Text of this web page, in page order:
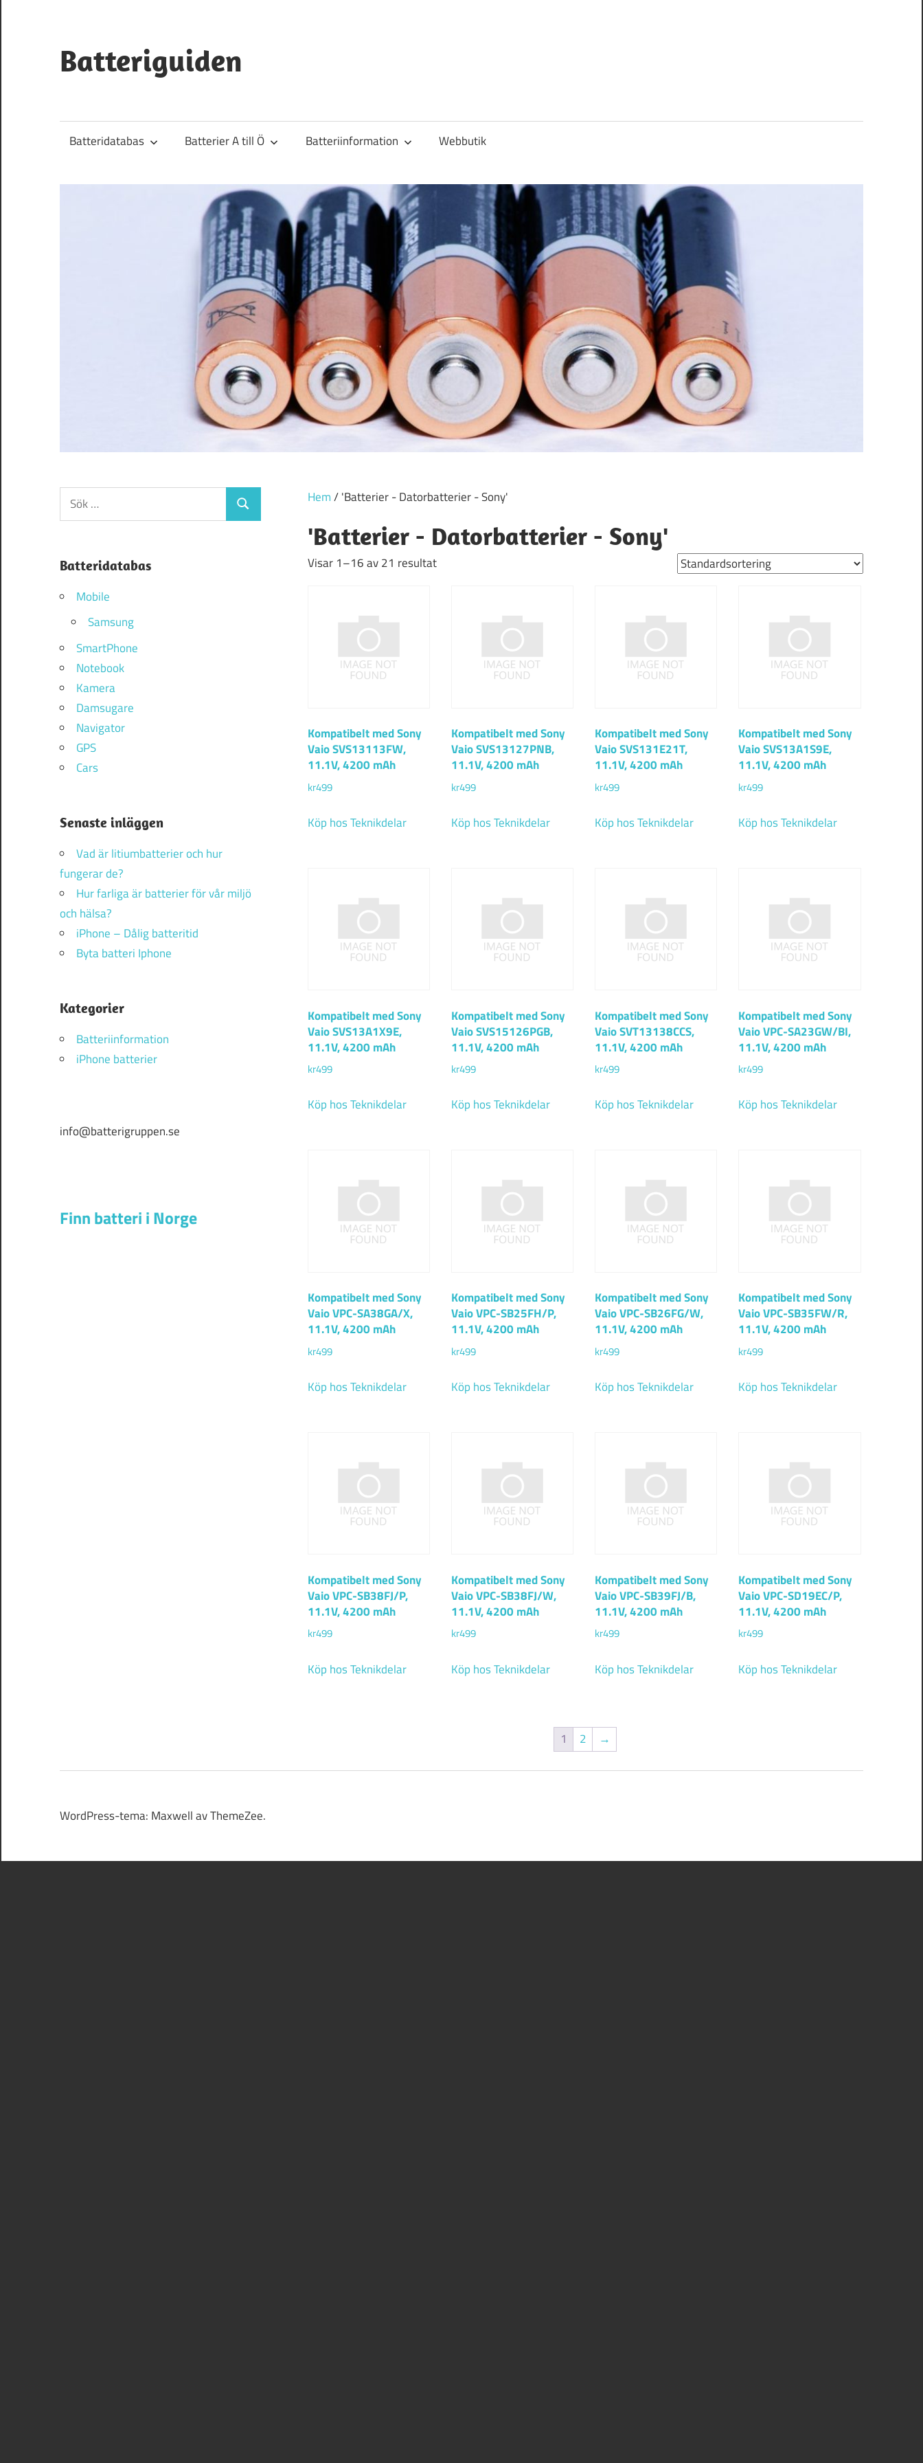
innehåll
Batteriguiden
Batteridatabas Batterier A till Ö Batteriinformation Webbutik
Hem/ 'Batterier - Datorbatterier - Sony'
'Batterier - Datorbatterier - Sony'
Visar 1–16 av 21 resultat
Kompatibelt med Sony
Vaio SVS13113FW,
11.1V, 4200 mAh
kr499
Köp hos Teknikdelar
Kompatibelt med Sony
Vaio SVS13127PNB,
11.1V, 4200 mAh
kr499
Köp hos Teknikdelar
Kompatibelt med Sony
Vaio SVS131E21T,
11.1V, 4200 mAh
kr499
Köp hos Teknikdelar
Kompatibelt med Sony
Vaio SVS13A1S9E,
11.1V, 4200 mAh
kr499
Köp hos Teknikdelar
Kompatibelt med Sony
Vaio SVS13A1X9E,
11.1V, 4200 mAh
kr499
Köp hos Teknikdelar
Kompatibelt med Sony
Vaio SVS15126PGB,
11.1V, 4200 mAh
kr499
Köp hos Teknikdelar
Kompatibelt med Sony
Vaio SVT13138CCS,
11.1V, 4200 mAh
kr499
Köp hos Teknikdelar
Kompatibelt med Sony
Vaio VPC-SA23GW/BI,
11.1V, 4200 mAh
kr499
Köp hos Teknikdelar
Kompatibelt med Sony
Vaio VPC-SA38GA/X,
11.1V, 4200 mAh
kr499
Köp hos Teknikdelar
Kompatibelt med Sony
Vaio VPC-SB25FH/P,
11.1V, 4200 mAh
kr499
Köp hos Teknikdelar
Kompatibelt med Sony
Vaio VPC-SB26FG/W,
11.1V, 4200 mAh
kr499
Köp hos Teknikdelar
Kompatibelt med Sony
Vaio VPC-SB35FW/R,
11.1V, 4200 mAh
kr499
Köp hos Teknikdelar
Kompatibelt med Sony
Vaio VPC-SB38FJ/P,
11.1V, 4200 mAh
kr499
Köp hos Teknikdelar
Kompatibelt med Sony
Vaio VPC-SB38FJ/W,
11.1V, 4200 mAh
kr499
Köp hos Teknikdelar
Kompatibelt med Sony
Vaio VPC-SB39FJ/B,
11.1V, 4200 mAh
kr499
Köp hos Teknikdelar
Kompatibelt med Sony
Vaio VPC-SD19EC/P,
11.1V, 4200 mAh
kr499
Köp hos Teknikdelar
1 2 →
Sök
efter:
Sök
Batteridatabas
Mobile
Samsung
SmartPhone
Notebook
Kamera
Damsugare
Navigator
GPS
Cars
Senaste inläggen
Vad är litiumbatterier och hur
fungerar de?
Hur farliga är batterier för vår miljö
och hälsa?
iPhone – Dålig batteritid
Byta batteri Iphone
Kategorier
Batteriinformation
iPhone batterier
info@batterigruppen.se
Finn batteri i Norge
WordPress-tema: Maxwell av ThemeZee.